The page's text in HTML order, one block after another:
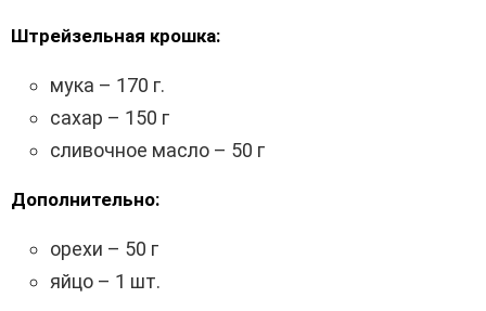
Штрейзельная крошка:
мука – 170 г.
сахар – 150 г
сливочное масло – 50 г
Дополнительно:
орехи – 50 г
яйцо – 1 шт.